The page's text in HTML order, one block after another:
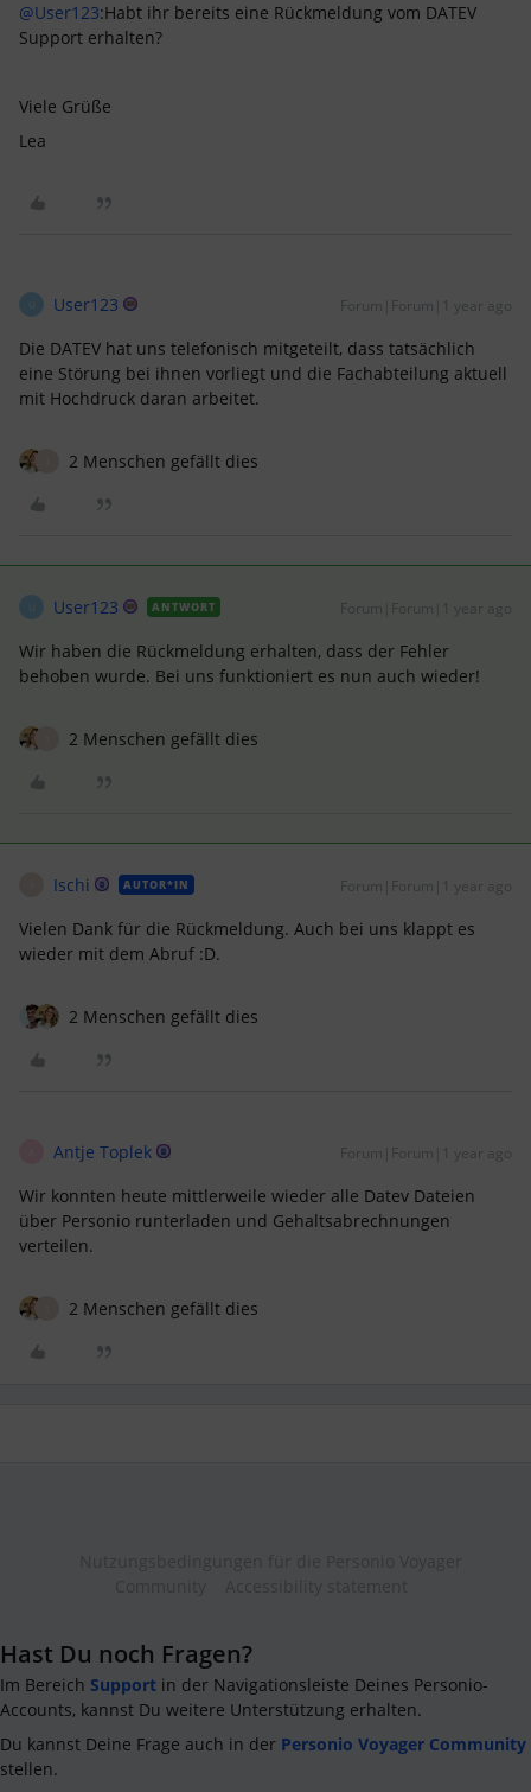
@User123:Habt ihr bereits eine Rückmeldung vom DATEV
Support erhalten?
Viele Grüße
Lea
User123 Forum|Forum|1 year ago
Die DATEV hat uns telefonisch mitgeteilt, dass tatsächlich
eine Störung bei ihnen vorliegt und die Fachabteilung aktuell
mit Hochdruck daran arbeitet.
2 Menschen gefällt dies
User123 ANTWORT
Wir haben die Rückmeldung erhalten, dass der Fehler
behoben wurde. Bei uns funktioniert es nun auch wieder!
2 Menschen gefällt dies
Ischi AUTOR*IN Forum|Forum|1 year ago
Vielen Dank für die Rückmeldung. Auch bei uns klappt es
wieder mit dem Abruf :D.
2 Menschen gefällt dies
Antje Toplek Forum|Forum|1 year ago
Wir konnten heute mittlerweile wieder alle Datev Dateien
über Personio runterladen und Gehaltsabrechnungen
verteilen.
2 Menschen gefällt dies
Hast Du noch Fragen?
Im Bereich Support in der Navigationsleiste Deines Personio-
Accounts, kannst Du weitere Unterstützung erhalten.
Du kannst Deine Frage auch in der Personio Voyager Community
stellen.